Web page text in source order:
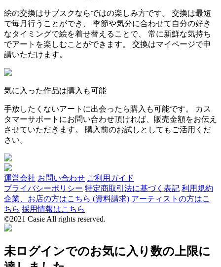
絵の交換はサブスクならではの楽しみ方です。 交換は最短
で毎月行うことができ、 季節や気分に合わせて自分の好き
なタイミングで絵を着せ替えることで、 常に新鮮な気持ち
でアートを楽しむことができます。 交換はマイページで申
請いただけます。
気に入った作品は購入も可能
手放したくないアートに出会ったら購入も可能です。 カス
タマーサポートにお問い合わせ頂ければ、販売金額をお伝え
させていただきます。 購入前のお試しとしてもご活用くだ
さい。
運営会社 お問い合わせ ご利用ガイド
プライバシーポリシー 特定商取引法に基づく表記 利用規約
企業、お店の方はこちら (資料請求) アーティストの方はこ
ちら 採用情報はこちら
©2021 Casie All rights reserved.
未ログインでのお気に入り数の上限に